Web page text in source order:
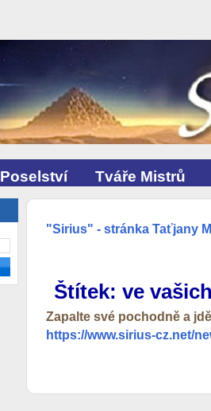
Poselství Tváře Mistrů
"Sirius" - stránka Taťjany
Štítek: ve
Zapalte své pochodně a
https://www.sirius-cz.net/